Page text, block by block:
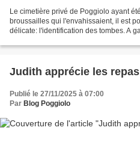
Le cimetière privé de Poggiolo ayant
broussailles qui l'envahissaient, il est
délicate: l'identification des tombes. A
Judith apprécie les
Publié le 27/11/2025 à 07:00
Par Blog Poggiolo